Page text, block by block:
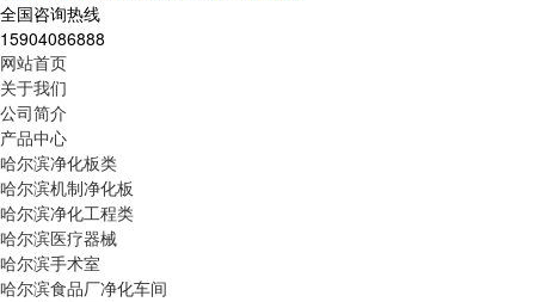
全国咨询热线
15904086888
网站首页
关于我们
公司简介
产品中心
哈尔滨净化板类
哈尔滨机制净化板
哈尔滨净化工程类
哈尔滨医疗器械
哈尔滨手术室
哈尔滨食品厂净化车间